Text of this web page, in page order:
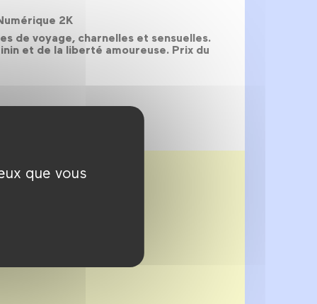
que vous
2K
de voyage, charnelles et sensuelles.
et de la liberté amoureuse. Prix du